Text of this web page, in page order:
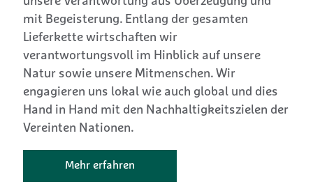
mit Begeisterung. Entlang der gesamten
Lieferkette wirtschaften wir
verantwortungsvoll im Hinblick auf unsere
Natur sowie unsere Mitmenschen. Wir
engagieren uns lokal wie auch global und dies
Hand in Hand mit den Nachhaltigkeitszielen der
Vereinten Nationen.
Mehr erfahren